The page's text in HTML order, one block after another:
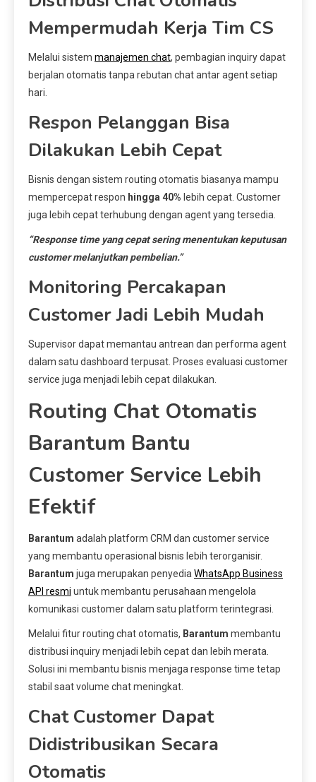
Mempermudah Kerja Tim CS
Melalui sistem manajemen chat, pembagian inquiry dapat
berjalan otomatis tanpa rebutan chat antar agent setiap
hari.
Respon Pelanggan Bisa
Dilakukan Lebih Cepat
Bisnis dengan sistem routing otomatis biasanya mampu
mempercepat respon hingga 40% lebih cepat. Customer
juga lebih cepat terhubung dengan agent yang tersedia.
“Response time yang cepat sering menentukan keputusan
customer melanjutkan pembelian.”
Monitoring Percakapan
Customer Jadi Lebih Mudah
Supervisor dapat memantau antrean dan performa agent
dalam satu dashboard terpusat. Proses evaluasi customer
service juga menjadi lebih cepat dilakukan.
Routing Chat Otomatis
Barantum Bantu
Customer Service Lebih
Efektif
Barantum adalah platform CRM dan customer service
yang membantu operasional bisnis lebih terorganisir.
Barantum juga merupakan penyedia WhatsApp Business
API resmi untuk membantu perusahaan mengelola
komunikasi customer dalam satu platform terintegrasi.
Melalui fitur routing chat otomatis, Barantum membantu
distribusi inquiry menjadi lebih cepat dan lebih merata.
Solusi ini membantu bisnis menjaga response time tetap
stabil saat volume chat meningkat.
Chat Customer Dapat
Didistribusikan Secara
Otomatis